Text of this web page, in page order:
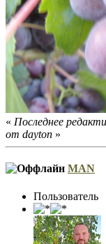
« Последнее
от dayton »
MAN
Пользователь